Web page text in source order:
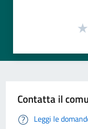
Contatta il
Leggi le